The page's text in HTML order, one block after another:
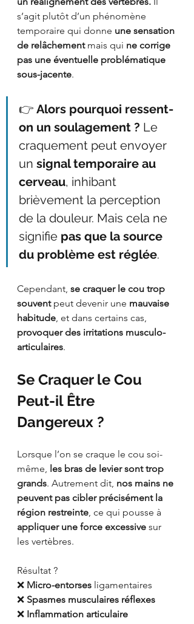
s’agit plutôt d’un phénomène
temporaire qui donne une sensation
de relâchement mais qui ne corrige
pas une éventuelle problématique
sous-jacente.
👉 Alors pourquoi ressent-
on un soulagement ? Le
craquement peut envoyer
un signal temporaire au
cerveau, inhibant
brièvement la perception
de la douleur. Mais cela ne
signifie pas que la source
du problème est réglée.
Cependant, se craquer le cou trop
souvent peut devenir une mauvaise
habitude, et dans certains cas,
provoquer des irritations musculo-
articulaires.
Se Craquer le Cou
Peut-il Être
Dangereux ?
Lorsque l’on se craque le cou soi-
même, les bras de levier sont trop
grands. Autrement dit, nos mains ne
peuvent pas cibler précisément la
région restreinte, ce qui pousse à
appliquer une force excessive sur
les vertèbres.
Résultat ?
❌ Micro-entorses ligamentaires
❌ Spasmes musculaires réflexes
❌ Inflammation articulaire